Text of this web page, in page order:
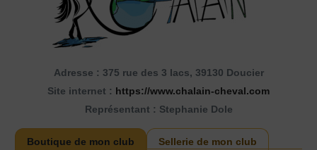
Adresse : 375 rue des 3 lacs, 39130 Doucier
Site internet : https://www.chalain-cheval.com
Représentant : Stephanie Dole
Boutique de mon club Sellerie de mon club